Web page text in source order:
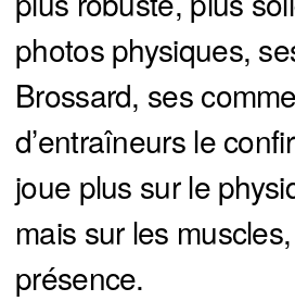
photos physiques,
Brossard, ses
d’entraîneurs le
joue plus sur le
mais sur les
présence.